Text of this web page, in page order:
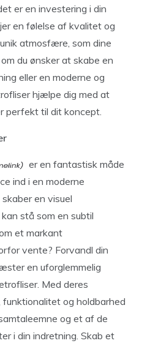
er en investering i din
en følelse af kvalitet og
atmosfære, som dine
du ønsker at skabe en
eller en moderne og
hjælpe dig med at
perfekt til dit koncept.
er en fantastisk måde
ind i en moderne
en visuel
stå som en subtil
et markant
vente? Forvandl din
en uforglemmelig
Med deres
og holdbarhed
og et af de
i din indretning. Skab et